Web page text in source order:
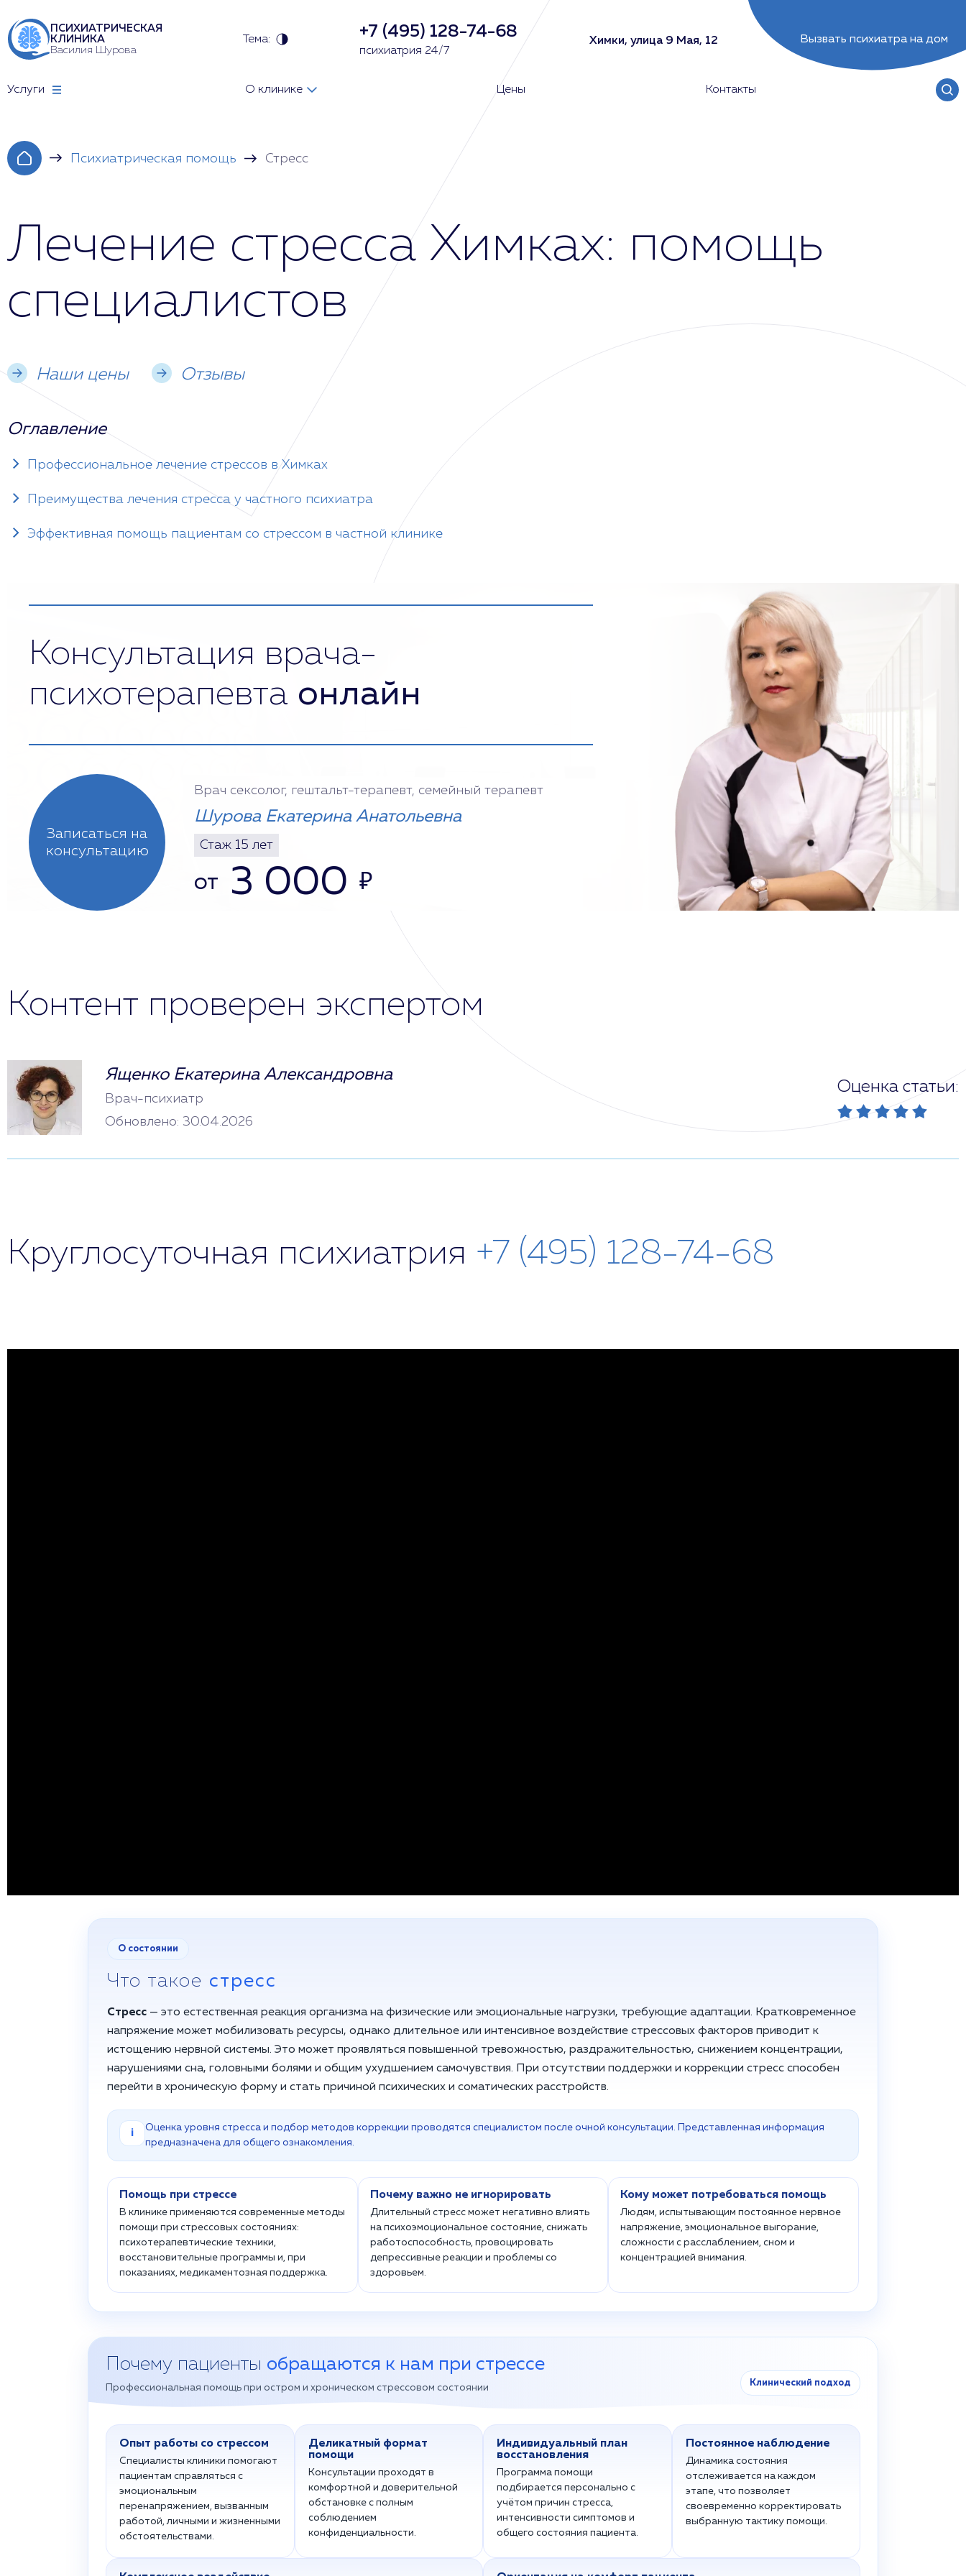
ПСИХИАТРИЧЕСКАЯ
КЛИНИКА
Василия Шурова
Тема: +7 (495) 128-74-68
психиатрия 24/7
Химки, улица 9 Мая, 12 Вызвать психиатра на дом
Услуги О клинике Цены Контакты
Психиатрическая помощь Стресс
Лечение стресса Химках: помощь
специалистов
Наши цены Отзывы
Оглавление
Профессиональное лечение стрессов в Химках
Преимущества лечения стресса у частного психиатра
Эффективная помощь пациентам со стрессом в частной клинике
Консультация врача-
психотерапевта онлайн
Записаться на
консультацию
Врач сексолог, гештальт-терапевт, семейный терапевт
Шурова Екатерина Анатольевна
Стаж 15 лет
от 3 000 ₽
Контент проверен экспертом
Ященко Екатерина Александровна
Врач-психиатр
Обновлено: 30.04.2026
Оценка статьи:
Круглосуточная психиатрия +7 (495) 128-74-68
О состоянии
Что такое стресс
Стресс — это естественная реакция организма на физические или эмоциональные нагрузки, требующие адаптации. Кратковременное
напряжение может мобилизовать ресурсы, однако длительное или интенсивное воздействие стрессовых факторов приводит к
истощению нервной системы. Это может проявляться повышенной тревожностью, раздражительностью, снижением концентрации,
нарушениями сна, головными болями и общим ухудшением самочувствия. При отсутствии поддержки и коррекции стресс способен
перейти в хроническую форму и стать причиной психических и соматических расстройств.
i
Оценка уровня стресса и подбор методов коррекции проводятся специалистом после очной консультации. Представленная информация
предназначена для общего ознакомления.
Помощь при стрессе
В клинике применяются современные методы
помощи при стрессовых состояниях:
психотерапевтические техники,
восстановительные программы и, при
показаниях, медикаментозная поддержка.
Почему важно не игнорировать
Длительный стресс может негативно влиять
на психоэмоциональное состояние, снижать
работоспособность, провоцировать
депрессивные реакции и проблемы со
здоровьем.
Кому может потребоваться помощь
Людям, испытывающим постоянное нервное
напряжение, эмоциональное выгорание,
сложности с расслаблением, сном и
концентрацией внимания.
Почему пациенты обращаются к нам при стрессе
Профессиональная помощь при остром и хроническом стрессовом состоянии Клинический подход
Опыт работы со стрессом
Специалисты клиники помогают
пациентам справляться с
эмоциональным
перенапряжением, вызванным
работой, личными и жизненными
обстоятельствами.
Деликатный формат
помощи
Консультации проходят в
комфортной и доверительной
обстановке с полным
соблюдением
конфиденциальности.
Индивидуальный план
восстановления
Программа помощи
подбирается персонально с
учётом причин стресса,
интенсивности симптомов и
общего состояния пациента.
Постоянное наблюдение
Динамика состояния
отслеживается на каждом
этапе, что позволяет
своевременно корректировать
выбранную тактику помощи.